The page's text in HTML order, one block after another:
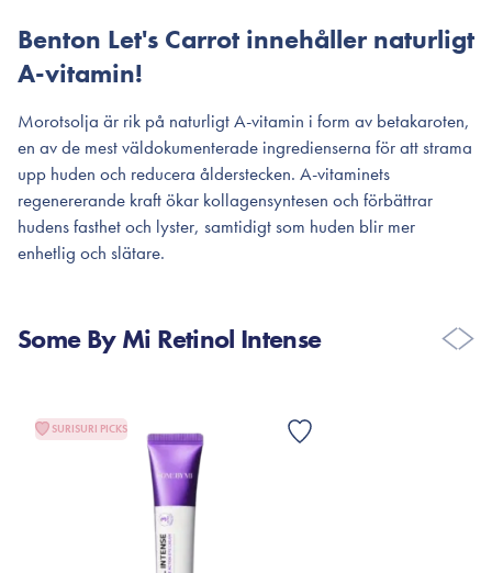
Benton Let's Carrot innehåller naturligt
A-vitamin!
Morotsolja är rik på naturligt A-vitamin i form av betakaroten,
en av de mest väldokumenterade ingredienserna för att strama
upp huden och reducera ålderstecken. A-vitaminets
regenererande kraft ökar kollagensyntesen och förbättrar
hudens fasthet och lyster, samtidigt som huden blir mer
enhetlig och slätare.
Some By Mi Retinol Intense
SURISURI PICKS